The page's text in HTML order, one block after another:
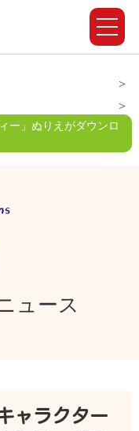
ー」ぬりえがダウンロ
ュース
ャラクター